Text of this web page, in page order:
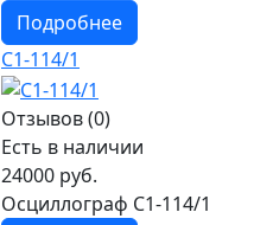
Подробнее
С1-114/1
Отзывов (0)
Есть в наличии
24000 руб.
Осциллограф С1-114/1